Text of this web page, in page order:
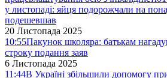
у листопаді: яйця подорожчали на
подешевшав
20 Листопада 2025
10:55Пакунок школяра: батькам
строку подання заяв
6 Листопада 2025
11:44В Україні збільшили допомогу